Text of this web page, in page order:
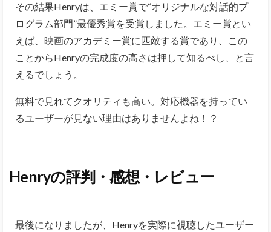
その結果Henryは、エミー賞で“オリジナルな対話的プ
ログラム部門”最優秀賞を受賞しました。エミー賞とい
えば、映画のアカデミー賞に匹敵する賞であり、この
ことからHenryの完成度の高さは押して知るべし、と言
えるでしょう。
無料で見れてクオリティも高い。対応機器を持ってい
るユーザーが見ない理由はありませんよね！？
Henryの評判・感想・レビュー
最後になりましたが、Henryを実際に視聴したユーザー